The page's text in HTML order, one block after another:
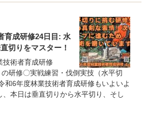
育成研修24日目: 水
切りをマスター！
技術者育成研修
研修〇実戦練習・伐倒実技（水平切
和6年度林業技術者育成研修もいよいよ
本日は垂直切りから水平切り、そし